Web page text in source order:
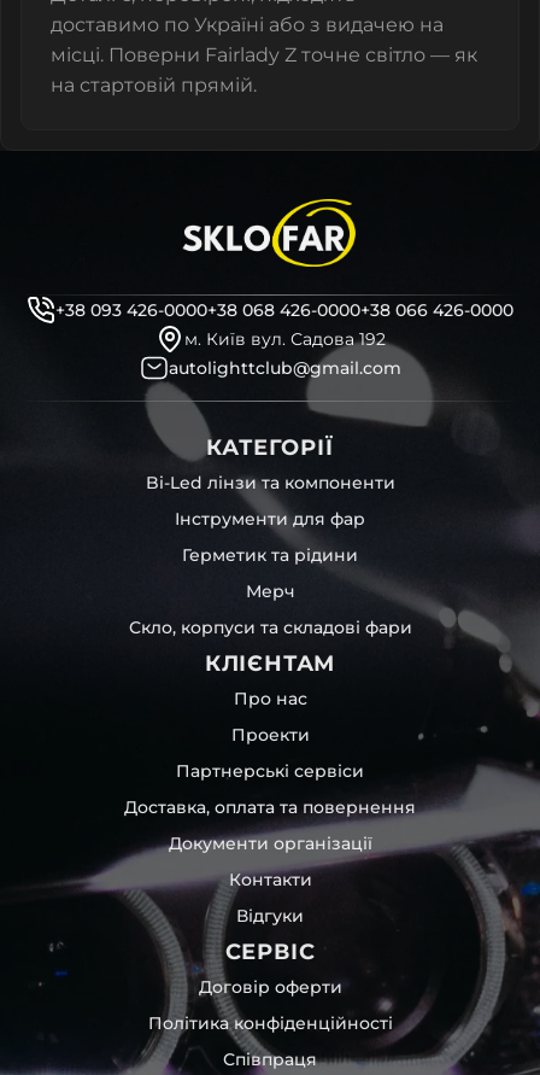
доставимо по Україні або з видачею на
місці. Поверни Fairlady Z точне світло — як
на стартовій прямій.
+38 093 426-0000+38 068 426-0000+38 066 426-0000
м. Київ вул. Садова 192
autolighttclub@gmail.com
КАТЕГОРІЇ
Bi-Led лінзи та компоненти
Інструменти для фар
Герметик та рідини
Мерч
Скло, корпуси та складові фари
КЛІЄНТАМ
Про нас
Проекти
Партнерські сервіси
Доставка, оплата та повернення
Документи організації
Контакти
Відгуки
СЕРВІС
Договір оферти
Політика конфіденційності
Співпраця